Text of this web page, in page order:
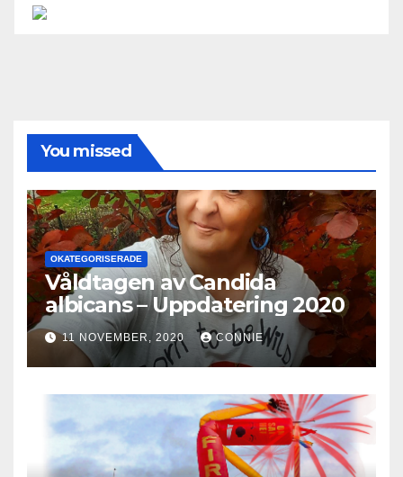
You missed
OKATEGORISERADE
Våldtagen av Candida
albicans – Uppdatering 2020
11 NOVEMBER, 2020 CONNIE